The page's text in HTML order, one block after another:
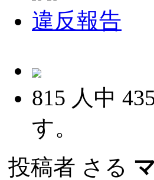
違反報告
815 人中
す。
投稿者 さる